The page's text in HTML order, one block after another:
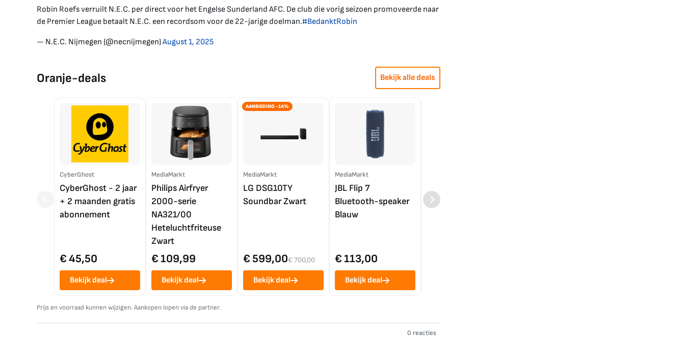
Robin Roefs verruilt N.E.C. per direct voor het Engelse Sunderland AFC. De club die vorig seizoen promoveerde naar
de Premier League betaalt N.E.C. een recordsom voor de 22-jarige doelman.#BedanktRobin
— N.E.C. Nijmegen (@necnijmegen)August 1, 2025
Oranje-deals Bekijk alle deals
CyberGhost
CyberGhost - 2 jaar
+ 2 maanden gratis
abonnement
€ 45,50
Bekijk deal
MediaMarkt
Philips Airfryer
2000-serie
NA321/00
Heteluchtfriteuse
Zwart
€ 109,99
Bekijk deal
AANBIEDING -14%
MediaMarkt
LG DSG10TY
Soundbar Zwart
€ 599,00€ 700,00
Bekijk deal
MediaMarkt
JBL Flip 7
Bluetooth-speaker
Blauw
€ 113,00
Bekijk deal
LG OLED55C56LB
4K TV (2025)
Prijs en voorraad kunnen wijzigen. Aankopen lopen via de partner.
0 reacties